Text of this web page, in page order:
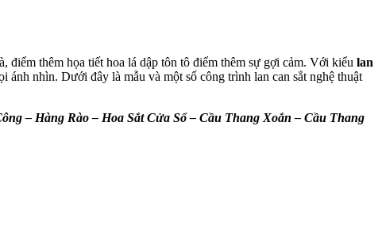
điểm thêm họa tiết hoa lá dập tôn tô điểm thêm sự gợi cảm. Với kiểu lan
ánh nhìn. Dưới đây là mẫu và một số công trình lan can sắt nghệ thuật
– Hàng Rào – Hoa Sắt Cửa Sổ – Cầu Thang Xoắn – Cầu Thang